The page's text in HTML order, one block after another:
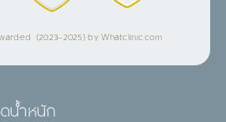
น้ำหนัก
(2023–2025) by Whatclinic.com